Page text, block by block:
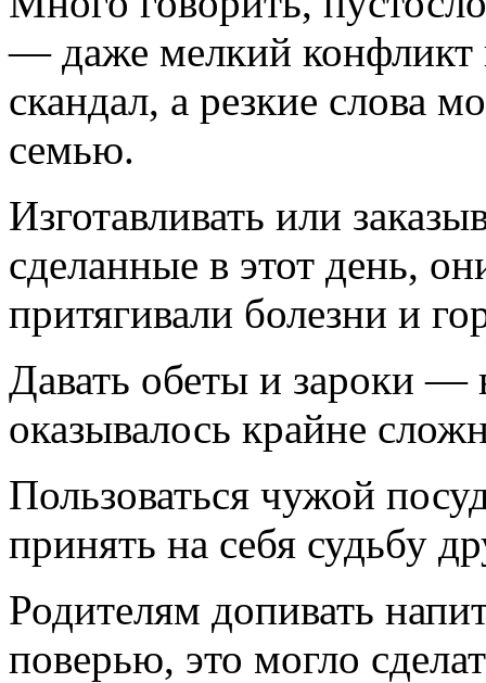
— даже мелкий конфликт
скандал, а резкие слова
семью.
Изготавливать или
сделанные в этот день,
притягивали болезни и
Давать обеты и зароки —
оказывалось крайне
Пользоваться чужой
принять на себя судьбу
Родителям допивать
поверью, это могло